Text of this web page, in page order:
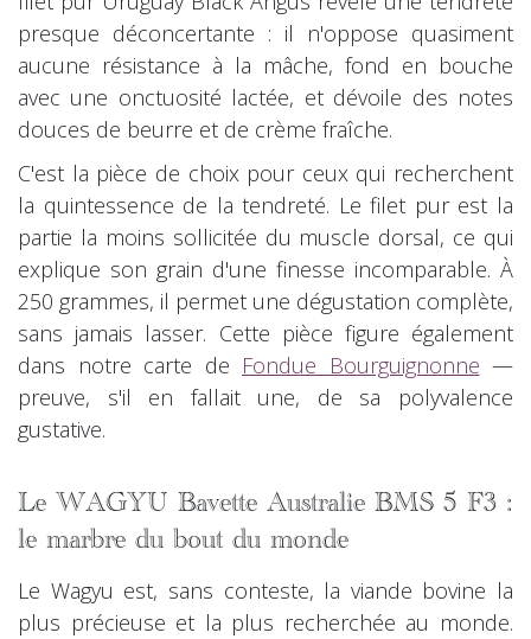
presque déconcertante : il n'oppose quasiment
aucune résistance à la mâche, fond en bouche
avec une onctuosité lactée, et dévoile des notes
douces de beurre et de crème fraîche.
C'est la pièce de choix pour ceux qui recherchent
la quintessence de la tendreté. Le filet pur est la
partie la moins sollicitée du muscle dorsal, ce qui
explique son grain d'une finesse incomparable. À
250 grammes, il permet une dégustation complète,
sans jamais lasser. Cette pièce figure également
dans notre carte de Fondue Bourguignonne —
preuve, s'il en fallait une, de sa polyvalence
gustative.
Le WAGYU Bavette Australie BMS 5 F3 :
le marbre du bout du monde
Le Wagyu est, sans conteste, la viande bovine la
plus précieuse et la plus recherchée au monde.